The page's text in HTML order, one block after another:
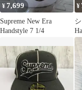
¥7,699
Supreme New Era
Handstyle 7 1/4
¥